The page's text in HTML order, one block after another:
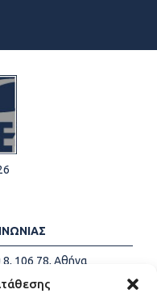
8, 106 78, Αθήνα
2147500